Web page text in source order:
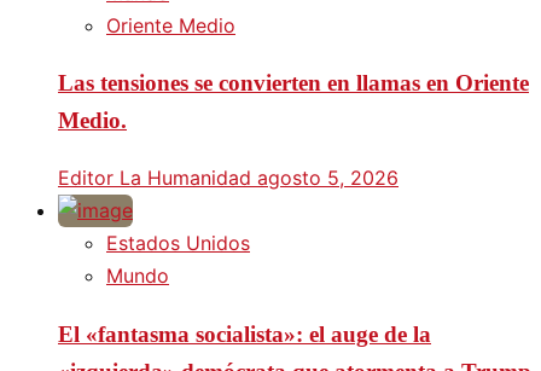
Oriente Medio
Las tensiones se convierten en llamas en Oriente
Medio.
Editor La Humanidad agosto 5, 2026
Estados Unidos
Mundo
El «fantasma socialista»: el auge de la